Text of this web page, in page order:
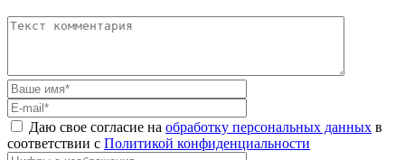
Даю свое согласие на обработку персональных данных в
соответствии с Политикой конфиденциальности